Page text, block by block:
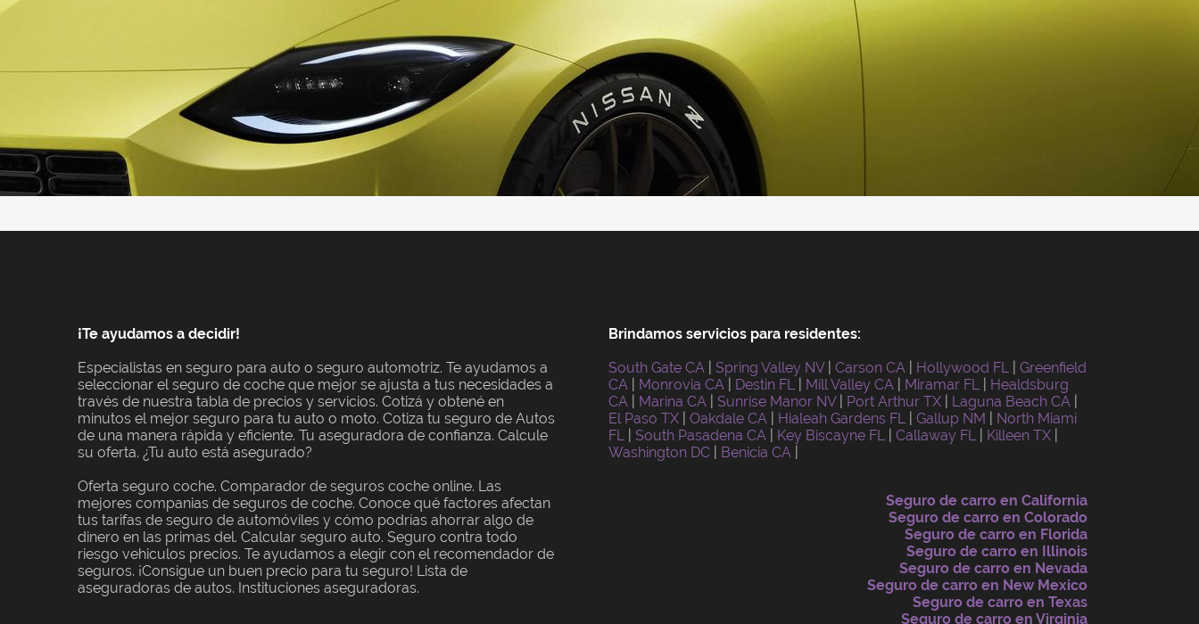
¡Te ayudamos a decidir!
Especialistas en seguro para auto o seguro automotriz. Te ayudamos a
seleccionar el seguro de coche que mejor se ajusta a tus necesidades a
través de nuestra tabla de precios y servicios. Cotizá y obtené en
minutos el mejor seguro para tu auto o moto. Cotiza tu seguro de Autos
de una manera rápida y eficiente. Tu aseguradora de confianza. Calcule
su oferta. ¿Tu auto está asegurado?
Oferta seguro coche. Comparador de seguros coche online. Las
mejores companias de seguros de coche. Conoce qué factores afectan
tus tarifas de seguro de automóviles y cómo podrías ahorrar algo de
dinero en las primas del. Calcular seguro auto. Seguro contra todo
riesgo vehiculos precios. Te ayudamos a elegir con el recomendador de
seguros. ¡Consigue un buen precio para tu seguro! Lista de
aseguradoras de autos. Instituciones aseguradoras.
Brindamos servicios para residentes:
South Gate CA
Spring Valley NV| Carson CA Hollywood FL
Greenfield
CA
Monrovia CA Destin FL Mill Valley CA Miramar FL
Healdsburg
CA
Marina CA Sunrise Manor NV| Port Arthur TX Laguna Beach CA
El Paso TX
Oakdale CA Hialeah Gardens FL Gallup NM
North Miami
FL
South Pasadena CA Key Biscayne FL Callaway FL Killeen TX
Washington DC
Benicia CA
Seguro de carro en California
Seguro de carro en Colorado
Seguro de carro en Florida
Seguro de carro en Illinois
Seguro de carro en Nevada
Seguro de carro en New Mexico
Seguro de carro en Texas
Seguro de carro en Virginia